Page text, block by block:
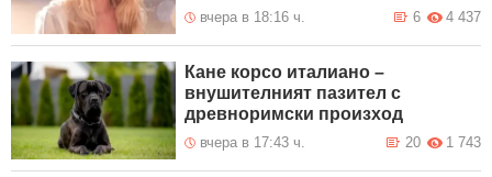
вчера в 18:16 ч. 4 437
6
Кане корсо италиано –
внушителният пазител с
древноримски произход
вчера в 17:43 ч. 1 743
20